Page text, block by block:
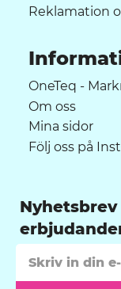
Reklamation
OneTeq -
Om oss
Mina sidor
Följ oss på
Nyhetsbrev